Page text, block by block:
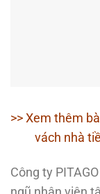
>> Xem thêm
vách nhà
Công ty